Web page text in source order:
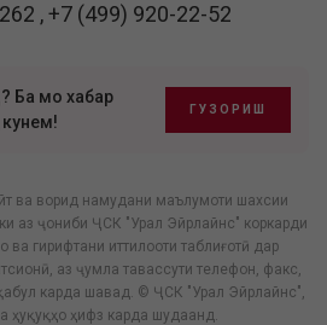
,+7 (499) 920-22-52
Ба мо хабар
ГУЗОРИШ
ва ворид намудани маълумоти шахсии
аз ҷониби ҶСК "Урал Эйрлайнс" коркарди
гирифтани иттилооти таблиғотӣ дар
аз ҷумла тавассути телефон, факс,
карда шавад. © ҶСК "Урал Эйрлайнс",
ҳуқуқҳо ҳифз карда шудаанд.